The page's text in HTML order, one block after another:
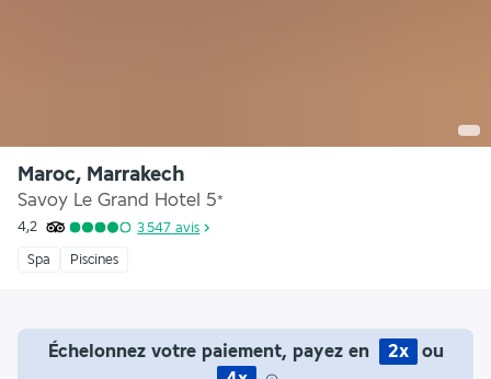
Maroc, Marrakech
Savoy Le Grand Hotel 5*
4,2 3 547 avis
Spa Piscines
Échelonnez votre paiement, payez en 2x
ou